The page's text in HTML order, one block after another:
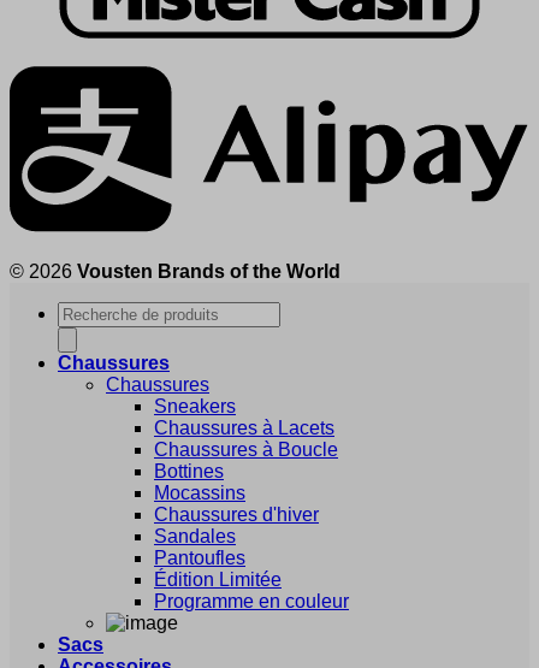
© 2026 Vousten Brands of the World
Recherche
de
produits
Chaussures
Chaussures
Sneakers
Chaussures à Lacets
Chaussures à Boucle
Bottines
Mocassins
Chaussures d'hiver
Sandales
Pantoufles
Édition Limitée
Programme en couleur
Sacs